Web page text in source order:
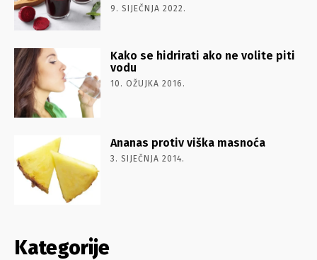
9. SIJEČNJA 2022.
Kako se hidrirati ako ne volite piti
vodu
10. OŽUJKA 2016.
Ananas protiv viška masnoća
3. SIJEČNJA 2014.
Kategorije